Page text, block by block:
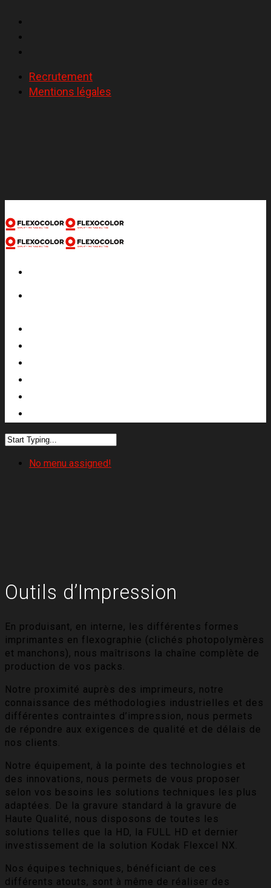
Recrutement
Mentions légales
No menu assigned!
Outils d’Impression
En produisant, en interne, les différentes formes
imprimantes en flexographie (clichés photopolymères
et manchons), nous maîtrisons la chaîne complète de
production de vos packs.
Notre proximité auprès des imprimeurs, notre
connaissance des méthodologies industrielles et des
différentes contraintes d’impression, nous permets
de répondre aux exigences de qualité et de délais de
nos clients.
Notre équipement, à la pointe des technologies et
des innovations, nous permets de vous proposer
selon vos besoins les solutions techniques les plus
adaptées. De la gravure standard à la gravure de
Haute Qualité, nous disposons de toutes les
solutions telles que la HD, la FULL HD et dernier
investissement de la solution Kodak Flexcel NX.
Nos équipes techniques, bénéficiant de ces
différents atouts, sont à même de réaliser des